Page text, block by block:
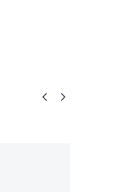
 